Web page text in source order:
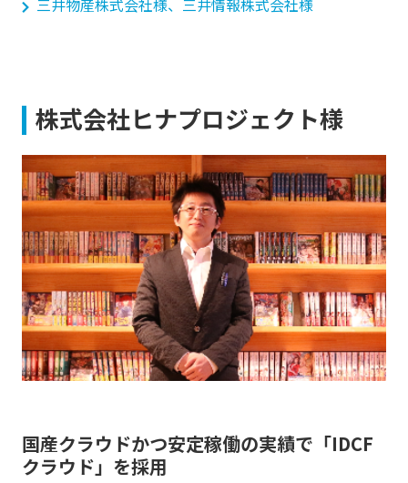
三井物産株式会社様、三井情報株式会社様
株式会社ヒナプロジェクト様
国産クラウドかつ安定稼働の実績で「IDCF
クラウド」を採用